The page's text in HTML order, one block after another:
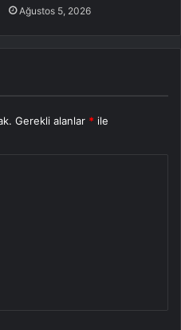
Ağustos 5, 2026
Gerekli alanlar * ile